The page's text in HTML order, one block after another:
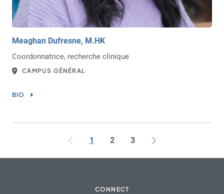
Meaghan Dufresne, M.HK
Coordonnatrice, recherche clinique
CAMPUS GÉNÉRAL
BIO
1 2 3
CONNECT